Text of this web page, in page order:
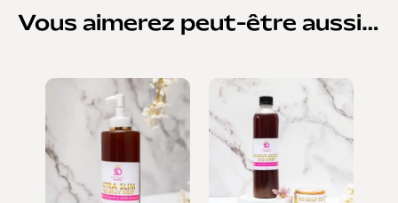
Vous aimerez peut-être aussi…